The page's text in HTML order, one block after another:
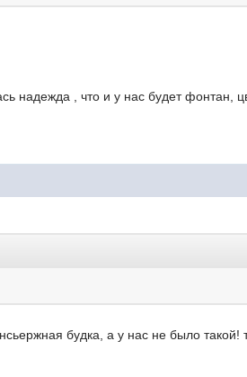
надежда , что и у нас будет фонтан,
будка, а у нас не было